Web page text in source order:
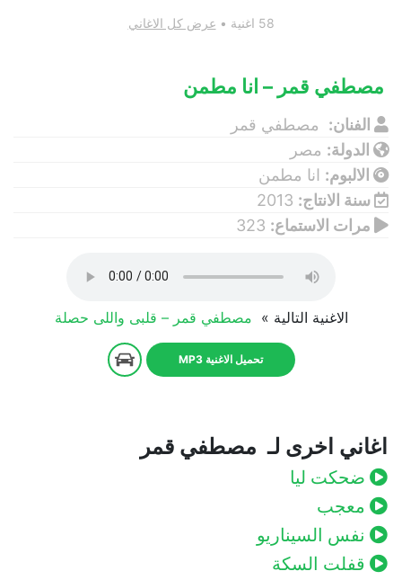
58 اغنية • عرض كل الاغاني
مصطفي قمر – انا مطمن
الفنان:
مصطفي قمر
الدولة: مصر
الالبوم: انا مطمن
سنة الانتاج: 2013
مرات الاستماع:
الاغنية التالية » مصطفي قمر – قلبى واللى حصلة
تحميل الاغنية MP3
اغاني اخرى لـ مصطفي قمر
ضحكت ليا
معجب
نفس السيناريو
قفلت السكة